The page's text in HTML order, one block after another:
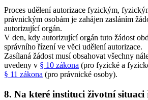
Proces udělení autorizace fyzickým,
právnickým osobám je zahájen zasláním
autorizující orgán.
V den, kdy autorizující orgán tuto žádost
správního řízení ve věci udělení autorizace.
Zasílaná žádost musí obsahovat všechny
uvedeny v § 10 zákona (pro fyzické a
§ 11 zákona (pro právnické osoby).
8. Na které instituci životní situaci